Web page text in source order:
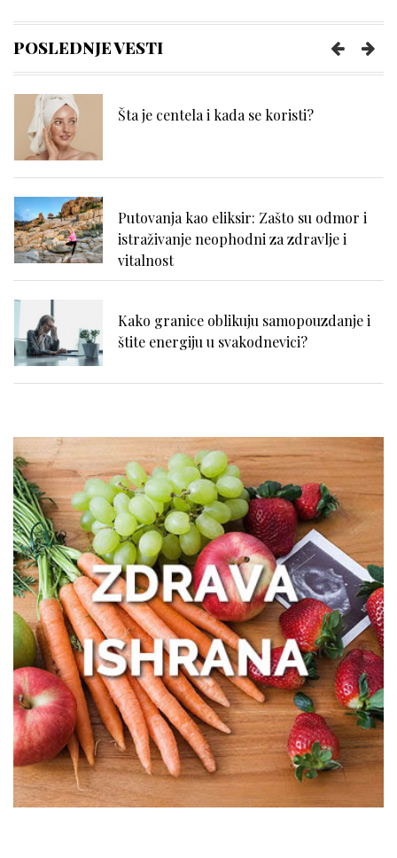
POSLEDNJE VESTI
Šta je centela i kada se koristi?
Putovanja kao eliksir: Zašto su odmor i
istraživanje neophodni za zdravlje i
vitalnost
Kako granice oblikuju samopouzdanje i
štite energiju u svakodnevici?
varenje: kako prepoznati uzrok?
Išijas bez panike: prvi koraci ka
oporavku
Zašto žene treba da obrate pažnju na
zdravlje creva
Kako prepoznati trenutak kada vam je
potreban prečišćivač vazduha?